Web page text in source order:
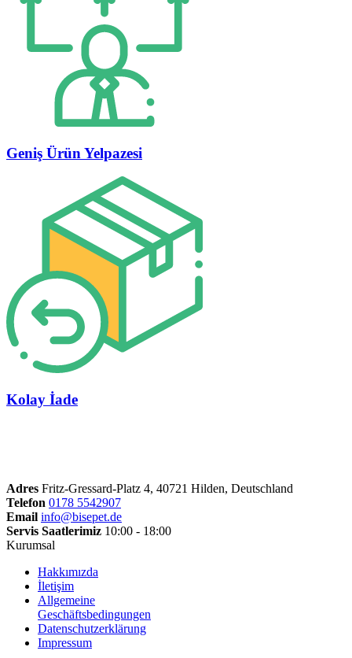
Geniş Ürün Yelpazesi
Kolay İade
Adres Fritz-Gressard-Platz 4, 40721 Hilden, Deutschland
Telefon 0178 5542907
Email info@bisepet.de
Servis Saatlerimiz 10:00 - 18:00
Kurumsal
Hakkımızda
İletişim
Allgemeine
Geschäftsbedingungen
Datenschutzerklärung
Impressum